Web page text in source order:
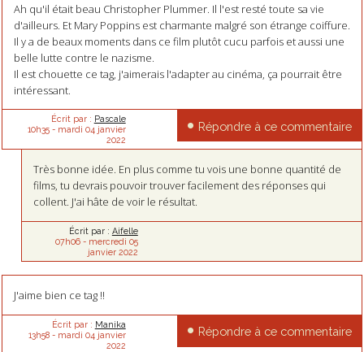
Ah qu'il était beau Christopher Plummer. Il l'est resté toute sa vie
d'ailleurs. Et Mary Poppins est charmante malgré son étrange coiffure.
Il y a de beaux moments dans ce film plutôt cucu parfois et aussi une
belle lutte contre le nazisme.
Il est chouette ce tag, j'aimerais l'adapter au cinéma, ça pourrait être
intéressant.
Écrit par : Pascale
10h35- mardi 04 janvier
2022
Répondre à ce commentaire
Très bonne idée. En plus comme tu vois une bonne quantité de
films, tu devrais pouvoir trouver facilement des réponses qui
collent. J'ai hâte de voir le résultat.
Écrit par : Aifelle
07h06- mercredi 05
janvier 2022
J'aime bien ce tag !!
Écrit par : Manika
13h58- mardi 04 janvier
2022
Répondre à ce commentaire